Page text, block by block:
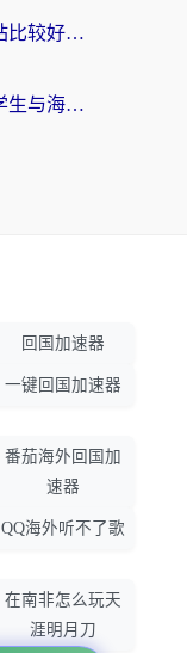
海外看国内电视直播用什么网站比较好？一篇解决你所有追剧难题的实用指南
在国外如何打开中国网站？留学生与海外华人的无缝访问指南
回国加速器
一键回国加速器
番茄海外回国加
速器
QQ海外听不了歌
在南非怎么玩天
涯明月刀